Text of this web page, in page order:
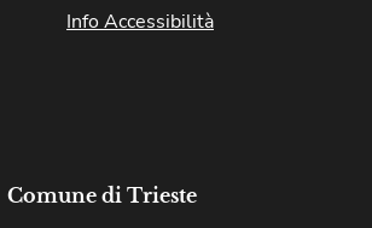
Info Accessibilità
Comune di Trieste